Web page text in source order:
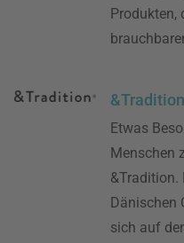
Produkten,
&Tradition
Etwas
Menschen
&Tradition.
Dänischen
sich auf